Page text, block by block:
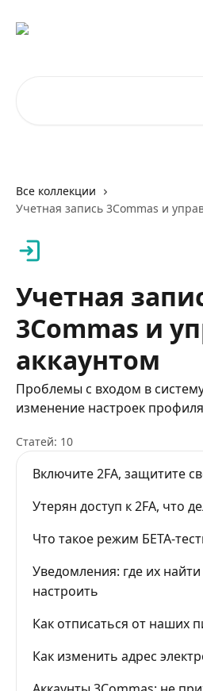
Все коллекции
Учетная запись 3Commas и
Учетная
3Commas и
аккаунтом
Проблемы с входом в
изменение настроек
Статей: 10
Включите 2FA, защитите
Утерян доступ к 2FA, что
Что такое режим БЕТА-
Уведомления: где их найти
настроить
Как отписаться от наших
Как изменить адрес